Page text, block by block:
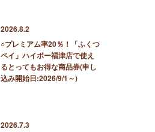
2026.8.2
○プレミアム率20％！「ふくつ
ペイ」ハイポー福津店で使え
るとってもお得な商品券(申し
込み開始日:2026/9/1～)
2026.7.3